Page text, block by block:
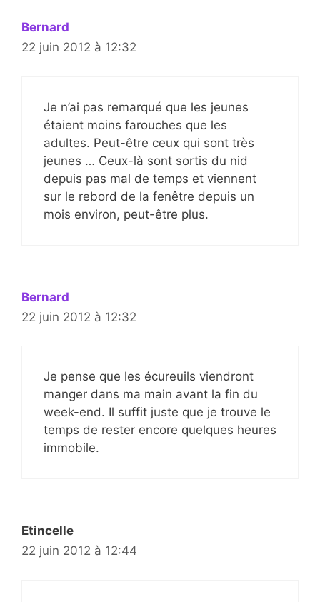
Bernard
22 juin 2012 à 12:32
Je n’ai pas remarqué que les jeunes
étaient moins farouches que les
adultes. Peut-être ceux qui sont très
jeunes … Ceux-là sont sortis du nid
depuis pas mal de temps et viennent
sur le rebord de la fenêtre depuis un
mois environ, peut-être plus.
Bernard
22 juin 2012 à 12:32
Je pense que les écureuils viendront
manger dans ma main avant la fin du
week-end. Il suffit juste que je trouve le
temps de rester encore quelques heures
immobile.
Etincelle
22 juin 2012 à 12:44